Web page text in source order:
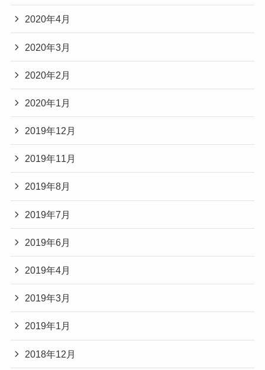
2020年4月
2020年3月
2020年2月
2020年1月
2019年12月
2019年11月
2019年8月
2019年7月
2019年6月
2019年4月
2019年3月
2019年1月
2018年12月